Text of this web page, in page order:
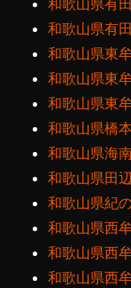
和歌山県有
和歌山県有
和歌山県東
和歌山県東
和歌山県東
和歌山県橋
和歌山県海
和歌山県田
和歌山県紀
和歌山県西
和歌山県西
和歌山県西